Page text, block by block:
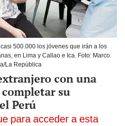
500.000 los jóvenes que irán a los
en Lima y Callao e Ica. Foto: Marco
La República
con una
su
Perú
para acceder a esta